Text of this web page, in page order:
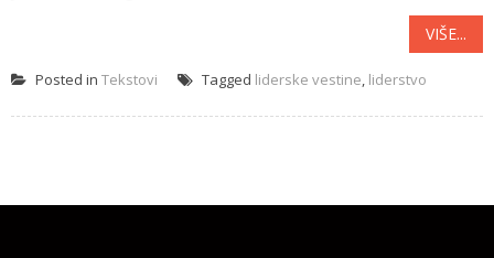
VIŠE...
Posted in Tekstovi Tagged liderske vestine, liderstvo